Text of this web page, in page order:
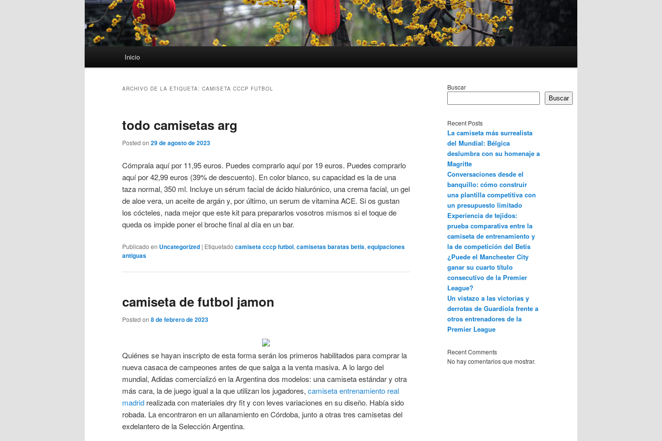
Inicio
ARCHIVO DE LA ETIQUETA: CAMISETA CCCP FUTBOL
todo camisetas arg
Posted on 29 de agosto de 2023
Cómprala aquí por 11,95 euros. Puedes comprarlo aquí por 19 euros. Puedes comprarlo
aquí por 42,99 euros (39% de descuento). En color blanco, su capacidad es la de una
taza normal, 350 ml. Incluye un sérum facial de ácido hialurónico, una crema facial, un gel
de aloe vera, un aceite de argán y, por último, un serum de vitamina ACE. Si os gustan
los cócteles, nada mejor que este kit para prepararlos vosotros mismos si el toque de
queda os impide poner el broche final al día en un bar.
Publicado en Uncategorized | Etiquetado camiseta cccp futbol, camisetas baratas betis, equipaciones
antiguas
camiseta de futbol jamon
Posted on 8 de febrero de 2023
Quiénes se hayan inscripto de esta forma serán los primeros habilitados para comprar la
nueva casaca de campeones antes de que salga a la venta masiva. A lo largo del
mundial, Adidas comercializó en la Argentina dos modelos: una camiseta estándar y otra
más cara, la de juego igual a la que utilizan los jugadores, camiseta entrenamiento real
madrid realizada con materiales dry fit y con leves variaciones en su diseño. Había sido
robada. La encontraron en un allanamiento en Córdoba, junto a otras tres camisetas del
exdelantero de la Selección Argentina.
Buscar
Buscar
Recent Posts
La camiseta más surrealista
del Mundial: Bélgica
deslumbra con su homenaje a
Magritte
Conversaciones desde el
banquillo: cómo construir
una plantilla competitiva con
un presupuesto limitado
Experiencia de tejidos:
prueba comparativa entre la
camiseta de entrenamiento y
la de competición del Betis
¿Puede el Manchester City
ganar su cuarto título
consecutivo de la Premier
League?
Un vistazo a las victorias y
derrotas de Guardiola frente a
otros entrenadores de la
Premier League
Recent Comments
No hay comentarios que mostrar.